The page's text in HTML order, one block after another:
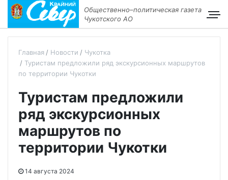
Общественно–политическая газета
Чукотского АО
Главная Новости
Чукотка
Туристам предложили ряд экскурсионных маршрутов
по территории Чукотки
Туристам предложили
ряд экскурсионных
маршрутов по
территории Чукотки
14 августа 2024